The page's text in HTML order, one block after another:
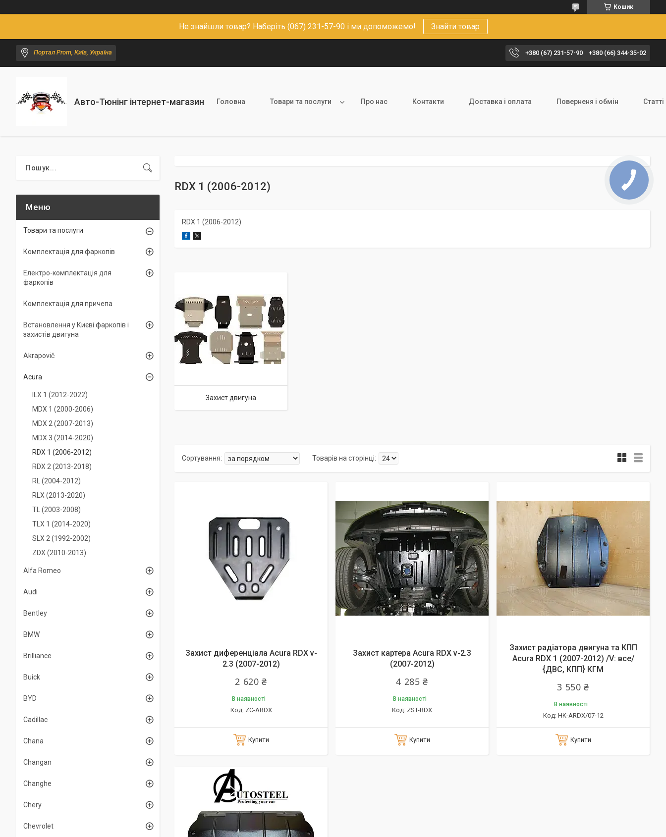
Кошик
Не знайшли товар? Наберіть (067) 231-57-90 і ми допоможемо! Знайти товар
Портал Prom, Київ, Україна +380 (67) 231-57-90 +380 (66) 344-35-02
Авто-Тюнінг інтернет-магазин Головна Товари та послуги Про нас Контакти Доставка і оплата Поверненя і обмін Статті
RDX 1 (2006-2012)
RDX 1 (2006-2012)
Захист двигуна
Захист диференціала Acura RDX v-
2.3 (2007-2012)
2 620 ₴
В наявності
ZC-ARDX
Купити
Захист картера Acura RDX v-2.3
(2007-2012)
4 285 ₴
В наявності
ZST-RDX
Купити
Захист радіатора двигуна та КПП
Acura RDX 1 (2007-2012) /V: все/
{ДВС, КПП} КГМ
3 550 ₴
В наявності
HK-ARDX/07-12
Купити
Товари та послуги
Комплектація для фаркопів
Електро-комплектація для
фаркопів
Комплектація для причепа
Встановлення у Києві фаркопів і
захистів двигуна
Akrapovič
Acura
ILX 1 (2012-2022)
MDX 1 (2000-2006)
MDX 2 (2007-2013)
MDX 3 (2014-2020)
RDX 1 (2006-2012)
RDX 2 (2013-2018)
RL (2004-2012)
RLX (2013-2020)
TL (2003-2008)
TLX 1 (2014-2020)
SLX 2 (1992-2002)
ZDX (2010-2013)
Alfa Romeo
Audi
Bentley
BMW
Brilliance
Buick
BYD
Cadillac
Chana
Changan
Changhe
Chery
Chevrolet